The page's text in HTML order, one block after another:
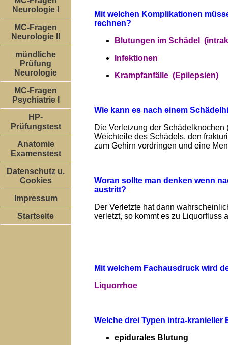
Neurologie I
MC-Fragen
Neurologie II
mündliche
Prüfung
Neurologie
MC-Fragen
Psychiatrie I
HP-
Prüfungstest
Anatomie
Examenstest
Datenschutz u.
Cookies
Impressum
Startseite
Mit welchen Komplikationen
rechnen?
Blutungen im Schädel
Infektionen
Krampfanfälle (Epilepsien)
Wie kann es nach einem
Die Verletzung der
Weichteile des Schädels, den
zum Gehirn vordringen und eine
Woran sollte man denken wenn
austritt?
Der Verletzte hat dann
verletzt, so kommt es zu Liquorfluss
Mit welchem Fachausdruck wird
Liquorrhoe
Welche drei Typen intra-kranieller
epidurales Blutung